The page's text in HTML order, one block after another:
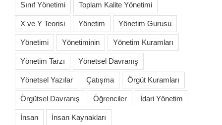
Sınıf Yönetimi Toplam Kalite Yönetimi
X ve Y Teorisi Yönetim Yönetim Gurusu
Yönetimi Yönetiminin Yönetim Kuramları
Yönetim Tarzı Yönetsel Davranış
Yönetsel Yazılar Çatışma Örgüt Kuramları
Örgütsel Davranış Öğrenciler İdari Yönetim
İnsan İnsan Kaynakları